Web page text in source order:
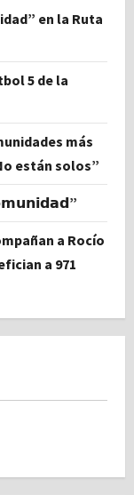
en la Ruta
5 de la
más
están solos”
a Rocío
a 971